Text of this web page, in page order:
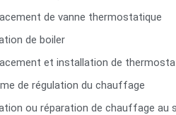
de vanne thermostatique
de boiler
et installation de
de régulation du chauffage
ou réparation de chauffage au